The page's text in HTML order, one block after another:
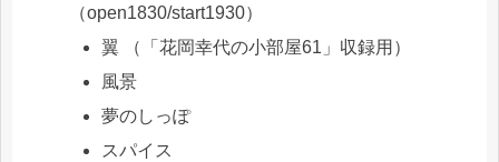
（open1830/start1930）
翼 （「花岡幸代の小部屋61」収録用）
風景
夢のしっぽ
スパイス